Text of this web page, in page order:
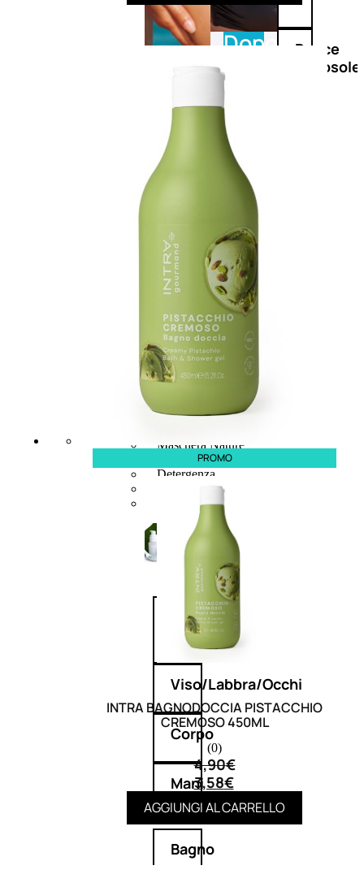
DoposoleDocce
doposole
NATURALI
Fragranze Nature
Viso/Labbra/Occhi Nature
Corpo
Maschera Nature
Trattamenti Viso
Detergenza
Bagno Nature
Deodoranti
Profumi
nature
Viso/Labbra/Occhi
Corpo
Mani
Bagno
PROMO
INTRA BAGNODOCCIA PISTACCHIO
CREMOSO 450ML
(0)
4,90€
3,58€
AGGIUNGI AL CARRELLO